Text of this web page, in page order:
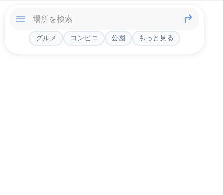
グルメ コンビニ 公園 もっと見る